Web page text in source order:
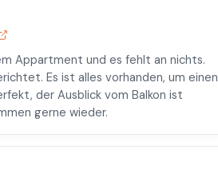
Appartment und es fehlt an nichts.
Es ist alles vorhanden, um einen
der Ausblick vom Balkon ist
gerne wieder.